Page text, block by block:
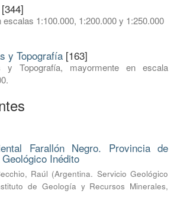
[344]
1:100.000, 1:200.000 y 1:250.000
y Topografía [163]
y Topografía, mayormente en escala
Farallón Negro. Provincia de
Inédito
Raúl (Argentina. Servicio Geológico
de Geología y Recursos Minerales,